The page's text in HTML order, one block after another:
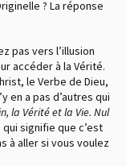
? La réponse
pas vers l’illusion
accéder à la Vérité.
le Verbe de Dieu,
en a pas d’autres qui
la Vérité et la Vie. Nul
qui signifie que c’est
à aller si vous voulez